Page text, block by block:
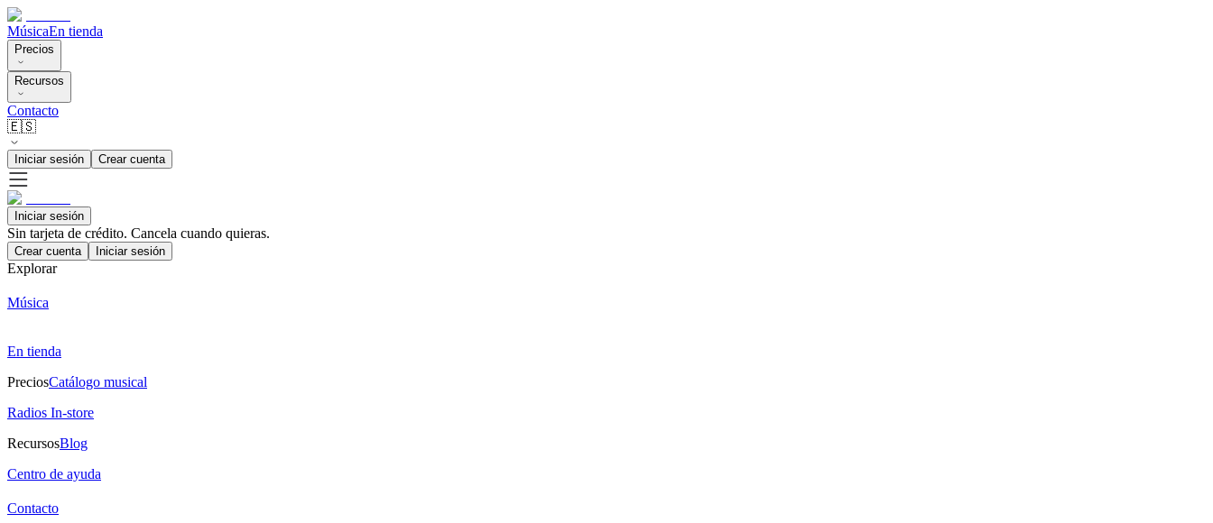
MúsicaEn tienda
Precios
Recursos
Contacto
🇪🇸
Iniciar sesión Crear cuenta
Iniciar sesión
Sin tarjeta de crédito. Cancela cuando quieras.
Crear cuenta Iniciar sesión
Explorar
Música
En tienda
PreciosCatálogo musical
Radios In-store
RecursosBlog
Centro de ayuda
Contacto